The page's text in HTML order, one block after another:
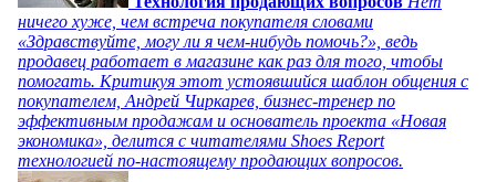
ничего хуже, чем встреча покупателя словами
«Здравствуйте, могу ли я чем-нибудь помочь?», ведь
продавец работает в магазине как раз для того, чтобы
помогать. Критикуя этот устоявшийся шаблон общения с
покупателем, Андрей Чиркарев, бизнес-тренер по
эффективным продажам и основатель проекта «Новая
экономика», делится с читателями Shoes Report
технологией по-настоящему продающих вопросов.